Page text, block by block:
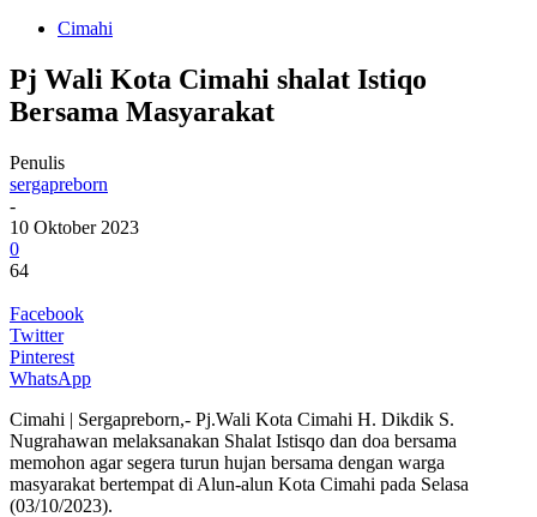
Cimahi
Pj Wali Kota Cimahi shalat Istiqo
Bersama Masyarakat
Penulis
sergapreborn
-
10 Oktober 2023
0
64
Facebook
Twitter
Pinterest
WhatsApp
Cimahi | Sergapreborn,- Pj.Wali Kota Cimahi H. Dikdik S.
Nugrahawan melaksanakan Shalat Istisqo dan doa bersama
memohon agar segera turun hujan bersama dengan warga
masyarakat bertempat di Alun-alun Kota Cimahi pada Selasa
(03/10/2023).